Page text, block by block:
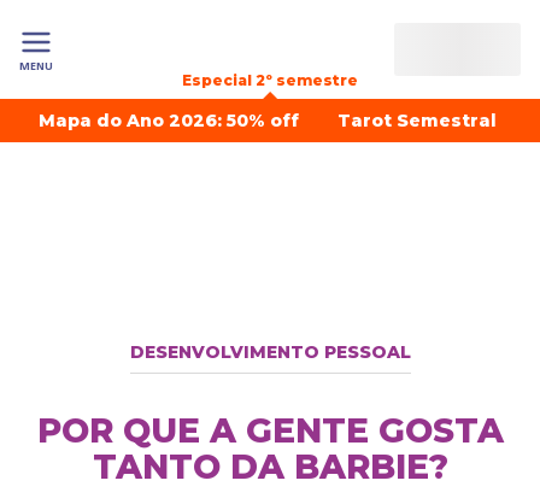
MENU
Especial 2º semestre
Mapa do Ano 2026: 50% off Tarot Semestral
DESENVOLVIMENTO PESSOAL
POR QUE A GENTE GOSTA
TANTO DA BARBIE?